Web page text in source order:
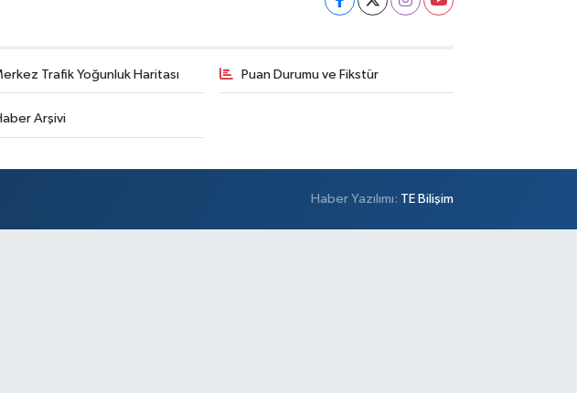
Trafik Yoğunluk Haritası Puan Durumu ve Fikstür
Arşivi
Haber Yazılımı: TE Bilişim